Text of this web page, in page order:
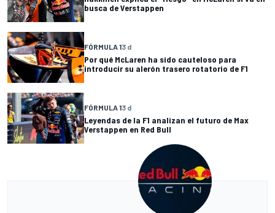
busca de Verstappen
FÓRMULA 13 d
Por qué McLaren ha sido cauteloso para
introducir su alerón trasero rotatorio de F1
FÓRMULA 13 d
Leyendas de la F1 analizan el futuro de Max
Verstappen en Red Bull